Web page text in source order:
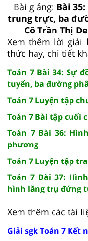
Bài giảng: Bài
trung trực, ba
Cô Trần Thị
Xem thêm lời giải
thức hay, chi tiết
Toán 7 Bài 34: Sự
tuyến, ba đường
Toán 7 Luyện tập
Toán 7 Bài tập cuối
Toán 7 Bài 36:
phương
Toán 7 Luyện tập
Toán 7 Bài 37:
hình lăng trụ đứng
Xem thêm các tài
Giải sgk Toán 7 Kết